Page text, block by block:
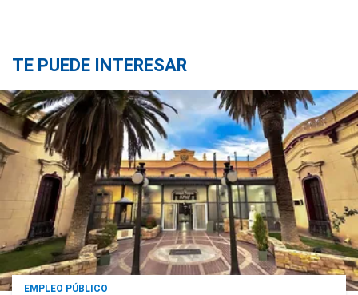
TE PUEDE INTERESAR
EMPLEO PÚBLICO